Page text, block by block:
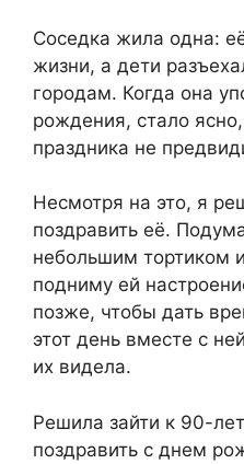
Соседка жила одна:
жизни, а дети
городам. Когда она
рождения, стало
праздника не
Несмотря на это, я
поздравить её.
небольшим тортиком
подниму ей
позже, чтобы дать
этот день вместе с
их видела.
Решила зайти к 90-
поздравить с днем